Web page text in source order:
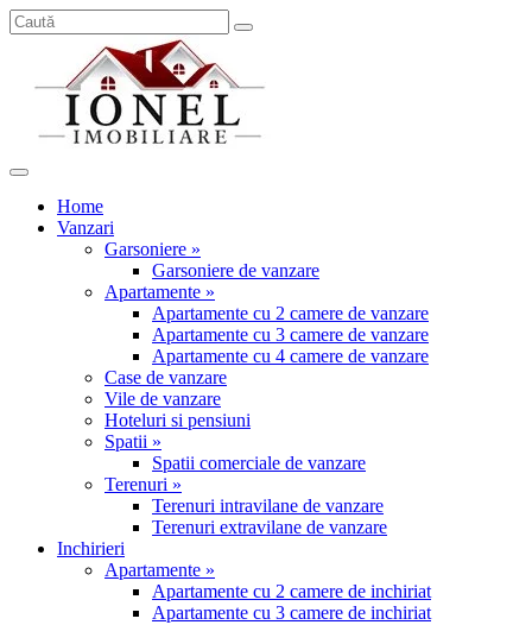
Home
Vanzari
Garsoniere »
Garsoniere de vanzare
Apartamente »
Apartamente cu 2 camere de vanzare
Apartamente cu 3 camere de vanzare
Apartamente cu 4 camere de vanzare
Case de vanzare
Vile de vanzare
Hoteluri si pensiuni
Spatii »
Spatii comerciale de vanzare
Terenuri »
Terenuri intravilane de vanzare
Terenuri extravilane de vanzare
Inchirieri
Apartamente »
Apartamente cu 2 camere de inchiriat
Apartamente cu 3 camere de inchiriat